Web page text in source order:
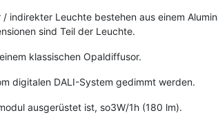
indirekter Leuchte bestehen aus einem
sind Teil der Leuchte.
klassischen Opaldiffusor.
digitalen DALI-System gedimmt werden.
ausgerüstet ist, so3W/1h (180 lm).